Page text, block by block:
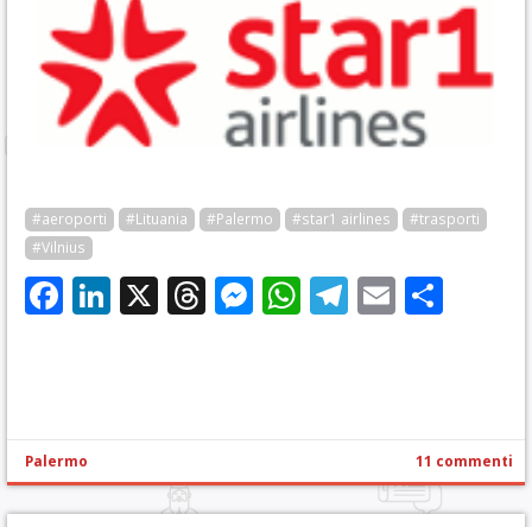
#aeroporti #Lituania #Palermo #star1 airlines
#trasporti
#Vilnius
Facebook
LinkedIn
X Threads
Messenger
WhatsApp
Telegram
Email
Palermo 11 commenti